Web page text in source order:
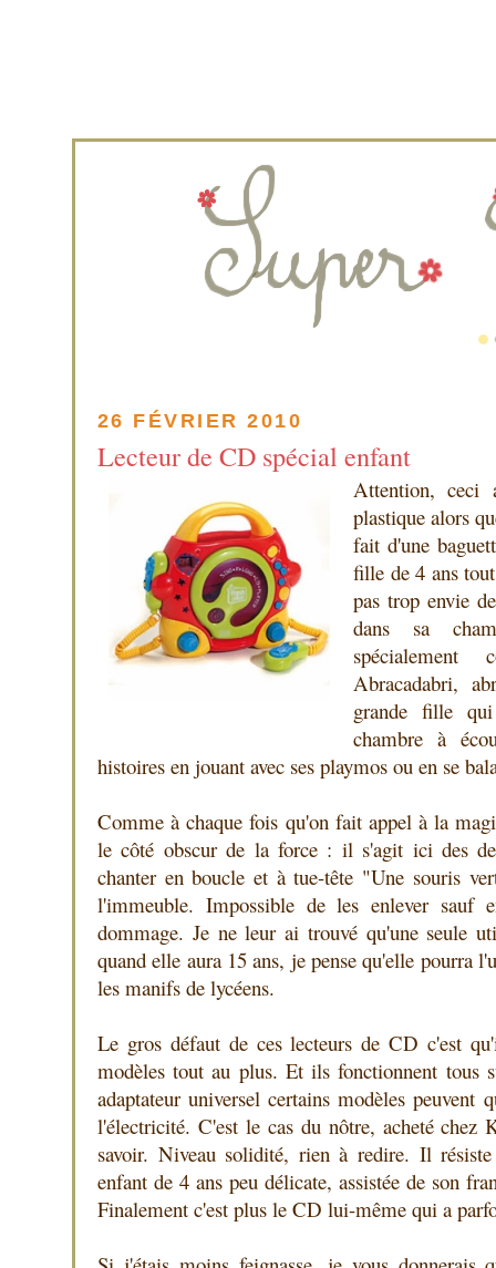
26 FÉVRIER 2010
Lecteur de CD spécial enfant
Attention, ceci
plastique alors
fait d'une
fille de 4 ans
pas trop envie
dans sa
Abracadabri,
grande fille
chambre à
histoires en jouant avec ses playmos ou en se
Comme à chaque fois qu'on fait appel à la
le côté obscur de la force : il s'agit ici des
chanter en boucle et à tue-tête "Une souris
l'immeuble. Impossible de les enlever sauf
dommage. Je ne leur ai trouvé qu'une seule
quand elle aura 15 ans, je pense qu'elle pourra
les manifs de lycéens.
Le gros défaut de ces lecteurs de CD c'est
modèles tout au plus. Et ils fonctionnent tous
adaptateur universel certains modèles peuvent
l'électricité. C'est le cas du nôtre, acheté chez
savoir. Niveau solidité, rien à redire. Il
enfant de 4 ans peu délicate, assistée de son
Finalement c'est plus le CD lui-même qui a